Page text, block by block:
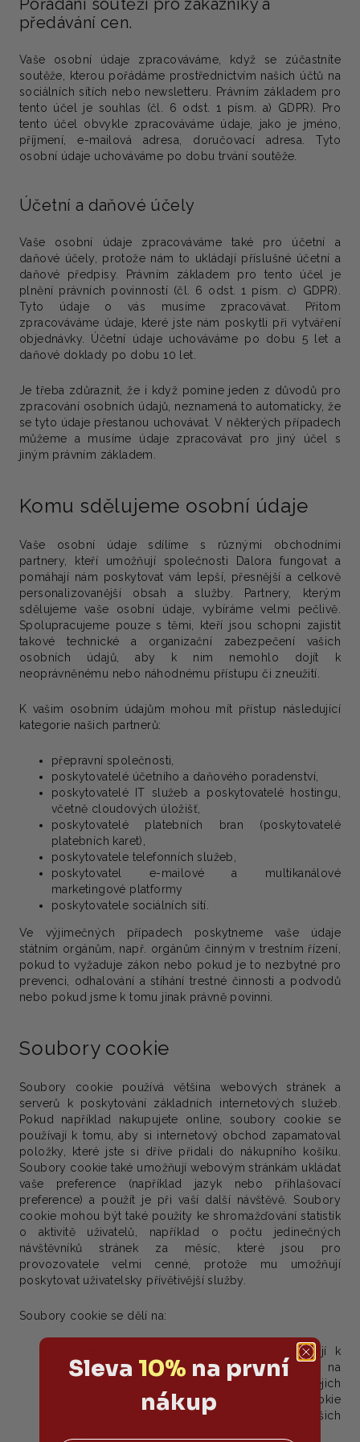
Pořádání soutěží pro zákazníky a
předávání cen.
Vaše osobní údaje zpracováváme, když se zúčastníte
soutěže, kterou pořádáme prostřednictvím našich účtů na
sociálních sítích nebo newsletteru.
Právním základem pro
tento účel je souhlas (čl. 6 odst. 1 písm. a) GDPR). Pro
tento účel obvykle zpracováváme údaje, jako je jméno,
příjmení, e-mailová adresa, doručovací adresa. Tyto
osobní údaje uchováváme po dobu trvání soutěže.
Účetní a daňové účely
Vaše osobní údaje zpracováváme také pro účetní a
daňové účely, protože nám to ukládají příslušné účetní a
daňové předpisy.
Právním základem pro tento účel je
plnění právních povinností (čl. 6 odst. 1 písm. c) GDPR).
Tyto údaje o vás musíme zpracovávat. Přitom
zpracováváme údaje, které jste nám poskytli při vytváření
objednávky. Účetní údaje uchováváme po dobu 5 let a
daňové doklady po dobu 10 let.
Je třeba zdůraznit, že i když pomine jeden z důvodů pro
zpracování osobních údajů, neznamená to automaticky, že
se tyto údaje přestanou uchovávat. V některých případech
můžeme a musíme údaje zpracovávat pro jiný účel s
jiným právním základem.
Komu sdělujeme osobní údaje
Vaše osobní údaje sdílíme s různými obchodními
partnery, kteří umožňují společnosti Dalora fungovat a
pomáhají nám poskytovat vám lepší, přesnější a celkově
personalizovanější obsah a služby. Partnery, kterým
sdělujeme vaše osobní údaje, vybíráme velmi pečlivě.
Spolupracujeme pouze s těmi, kteří jsou schopni zajistit
takové technické a organizační zabezpečení vašich
osobních údajů, aby k nim nemohlo dojít k
neoprávněnému nebo náhodnému přístupu či zneužití.
K vašim osobním údajům mohou mít přístup následující
kategorie našich partnerů:
přepravní společnosti,
poskytovatelé účetního a daňového poradenství,
poskytovatelé IT služeb a poskytovatelé hostingu,
včetně cloudových úložišť,
poskytovatelé platebních bran (poskytovatelé
platebních karet),
poskytovatele telefonních služeb,
poskytovatel e-mailové a multikanálové
marketingové platformy
poskytovatele sociálních sítí.
Ve výjimečných případech poskytneme vaše údaje
státním orgánům, např. orgánům činným v trestním řízení,
pokud to vyžaduje zákon nebo pokud je to nezbytné pro
prevenci, odhalování a stíhání trestné činnosti a podvodů
nebo pokud jsme k tomu jinak právně povinni.
Soubory cookie
Soubory cookie používá většina webových stránek a
serverů k poskytování základních internetových služeb.
Pokud například nakupujete online, soubory cookie se
používají k tomu, aby si internetový obchod zapamatoval
položky, které jste si dříve přidali do nákupního košíku.
Soubory cookie také umožňují webovým stránkám ukládat
vaše preference (například jazyk nebo přihlašovací
preference) a použít je při vaší další návštěvě. Soubory
cookie mohou být také použity ke shromažďování statistik
o aktivitě uživatelů, například o počtu jedinečných
návštěvníků stránek za měsíc, které jsou pro
provozovatele velmi cenné, protože mu umožňují
poskytovat uživatelsky přívětivější služby.
Soubory cookie se dělí na:
- Tyto soubory cookie se používají k
zaznamenávání a analýze chování návštěvníků na
webových stránkách a následně ke zlepšení jejich
funkčnosti a vzhledu. Pokud tyto soubory cookie
zakážete, nemůžeme zaručit plnou funkčnost našich
Sleva 10% na první
nákup